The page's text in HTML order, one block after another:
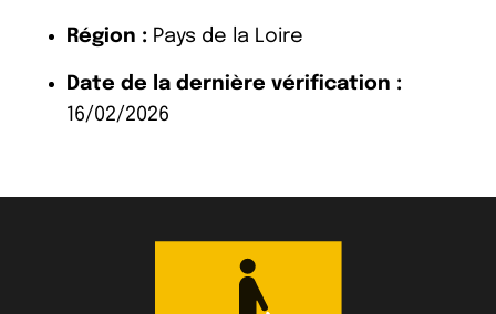
Région : Pays de la Loire
Date de la dernière vérification :
16/02/2026